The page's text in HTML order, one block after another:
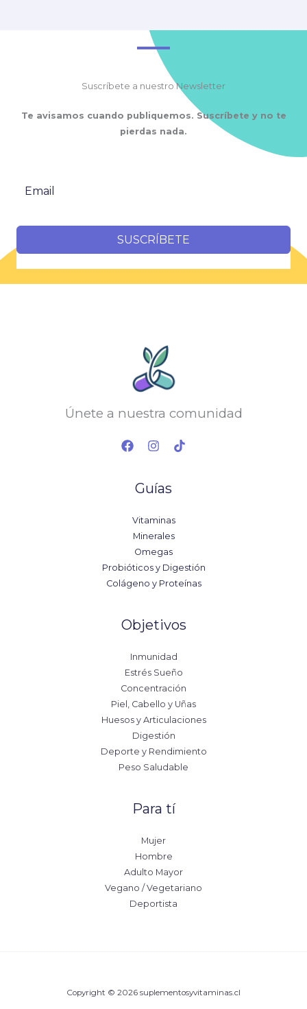
Suscríbete a nuestro Newsletter
Te avisamos cuando publiquemos. Suscríbete y no te
pierdas nada.
SUSCRÍBETE
Únete a nuestra comunidad
Guías
Vitaminas
Minerales
Omegas
Probióticos y Digestión
Colágeno y Proteínas
Objetivos
Inmunidad
Estrés Sueño
Concentración
Piel, Cabello y Uñas
Huesos y Articulaciones
Digestión
Deporte y Rendimiento
Peso Saludable
Para tí
Mujer
Hombre
Adulto Mayor
Vegano / Vegetariano
Deportista
Copyright © 2026 suplementosyvitaminas.cl